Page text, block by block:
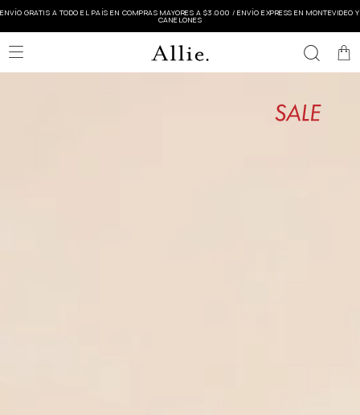
ENVÍO GRATIS A TODO EL PAÍS EN COMPRAS MAYORES A $3.000 / ENVÍO EXPRESS EN MONTEVIDEO Y
CANELONES
